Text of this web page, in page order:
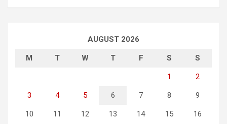
AUGUST 2026
M T W T F S S
1 2
3 4 5 6 7 8 9
10 11 12 13 14 15 16